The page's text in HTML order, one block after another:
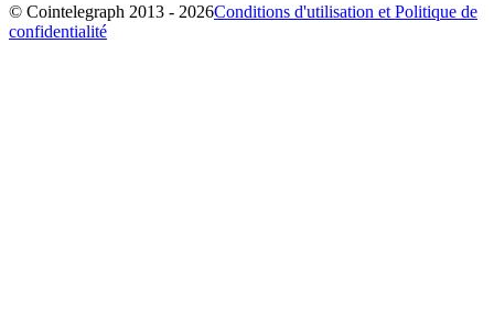
© Cointelegraph 2013 - 2026Conditions d'utilisation et Politique de
confidentialité